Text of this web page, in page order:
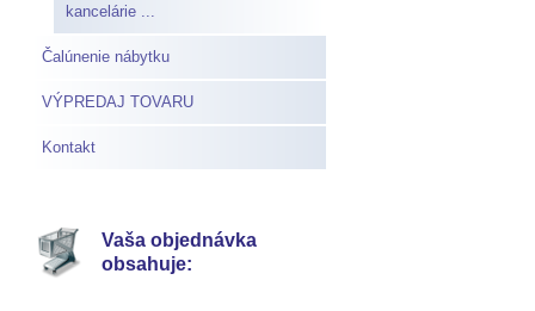
kancelárie ...
Čalúnenie nábytku
VÝPREDAJ TOVARU
Kontakt
Vaša objednávka
obsahuje: